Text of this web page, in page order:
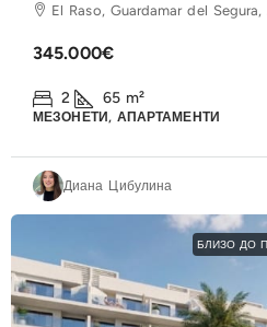
El Raso, Guardamar del
345.000€
2 65 m²
МЕЗОНЕТИ, АПАРТАМЕНТИ
Диана Цибулина
БЛИЗО ДО